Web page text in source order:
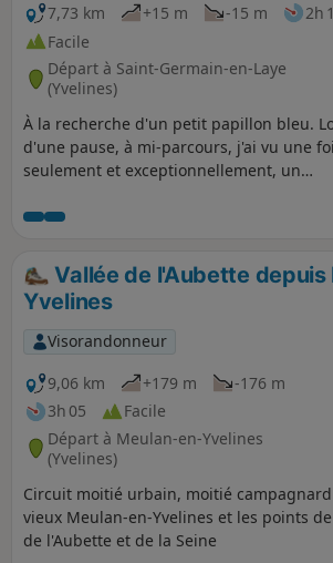
7,73 km
+15 m -15 m
2h
Facile
Départ à Saint-Germain-en-Laye
(Yvelines)
À la recherche d'un petit papillon bleu.
d'une pause, à mi-parcours, j'ai vu une
seulement et exceptionnellement, un
l'idée d’écrire un article et depuis, je rêve
Vallée de l'Aubette depuis
Yvelines
Visorandonneur
9,06 km
+179 m
-176 m
3h 05
Facile
Départ à Meulan-en-Yvelines
(Yvelines)
Circuit moitié urbain, moitié
vieux Meulan-en-Yvelines et les points
de l'Aubette et de la Seine